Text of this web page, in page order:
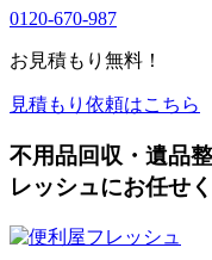
0120-670-987
お見積もり無料！
見積もり依頼はこちら
不用品回収・遺品
レッシュにお任せ